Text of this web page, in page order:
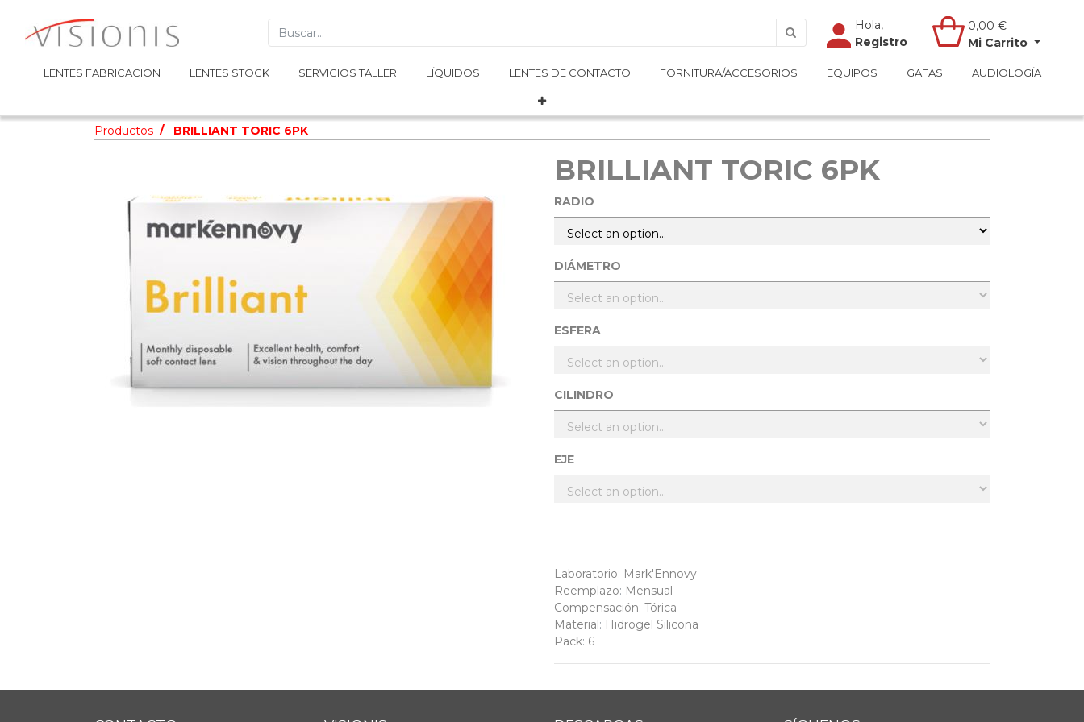
Hola,
Registro
0,00 €
Mi Carrito
LENTES FABRICACION LENTES STOCK SERVICIOS TALLER LÍQUIDOS LENTES DE CONTACTO FORNITURA/ACCESORIOS EQUIPOS GAFAS AUDIOLOGÍA
Hola,
Registro
0,00 €
Mi Carrito
LENTES FABRICACION LENTES STOCK SERVICIOS TALLER LÍQUIDOS LENTES DE CONTACTO FORNITURA/ACCESORIOS EQUIPOS GAFAS AUDIOLOGÍA
Productos BRILLIANT TORIC 6PK
BRILLIANT TORIC 6PK
RADIO
DIÁMETRO
ESFERA
CILINDRO
EJE
Laboratorio: Mark'Ennovy
Reemplazo: Mensual
Compensación: Tórica
Material: Hidrogel Silicona
Pack: 6